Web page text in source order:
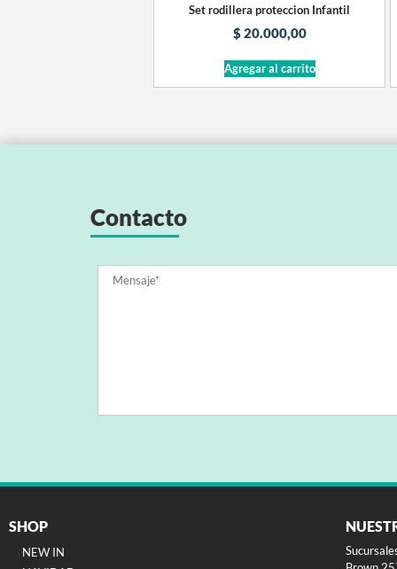
Set rodillera proteccion Infantil
$20.000,00
Agregar al carrito
Contacto
SHOP
NEW IN